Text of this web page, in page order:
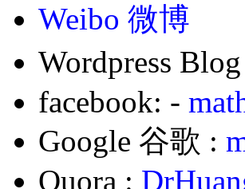
Weibo 微博
Wordpress
facebook: -
Google 谷歌 :
Quora :